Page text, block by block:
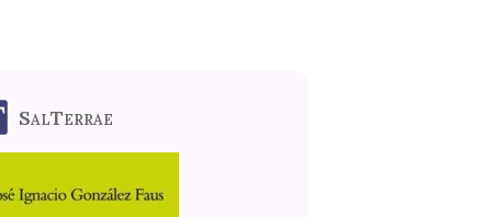
SalTerrae